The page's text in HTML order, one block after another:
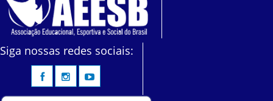
Siga nossas redes sociais: